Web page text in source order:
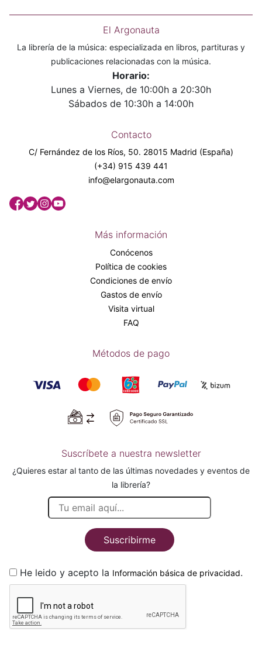
El Argonauta
La librería de la música: especializada en libros, partituras y
publicaciones relacionadas con la música.
Horario:
Lunes a Viernes, de 10:00h a 20:30h
Sábados de 10:30h a 14:00h
Contacto
C/ Fernández de los Ríos, 50. 28015 Madrid (España)
(+34) 915 439 441
info@elargonauta.com
Más información
Conócenos
Política de cookies
Condiciones de envío
Gastos de envío
Visita virtual
FAQ
Métodos de pago
Suscríbete a nuestra newsletter
¿Quieres estar al tanto de las últimas novedades y eventos de
la librería?
Suscribirme
He leido y acepto la Información básica de privacidad.